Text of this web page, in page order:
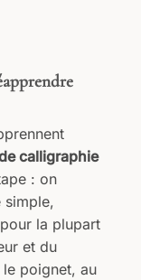
calligraphie
: on
simple,
la plupart
et du
poignet, au